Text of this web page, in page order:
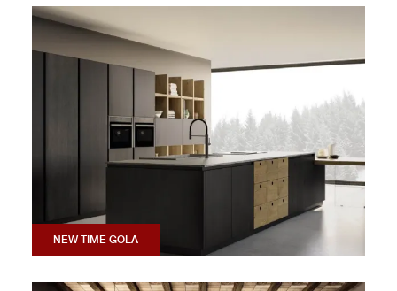
NEW TIME GOLA